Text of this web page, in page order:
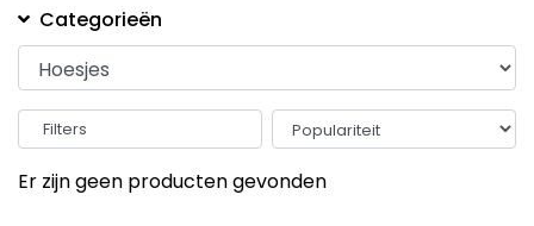
Categorieën
Filters
Er zijn geen producten gevonden